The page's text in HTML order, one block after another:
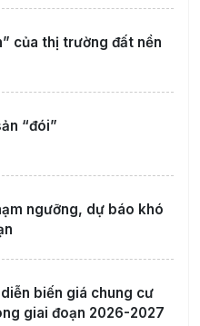
của thị trường đất nền
“đói”
ngưỡng, dự báo khó
biến giá chung cư
giai đoạn 2026-2027